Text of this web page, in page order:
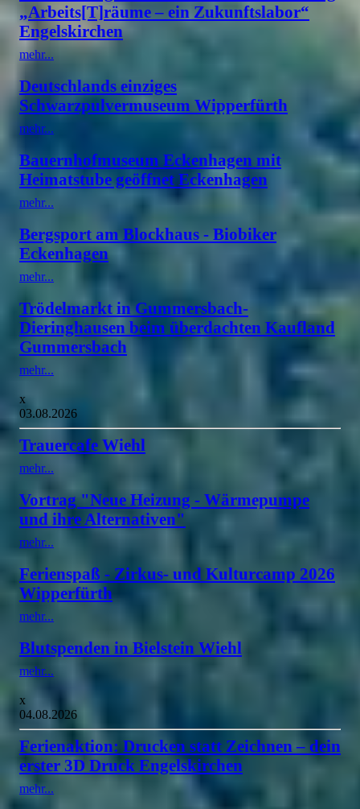
„Arbeits[T]räume – ein Zukunftslabor“
Engelskirchen
mehr...
Deutschlands einziges
Schwarzpulvermuseum Wipperfürth
mehr...
Bauernhofmuseum Eckenhagen mit
Heimatstube geöffnet Eckenhagen
mehr...
Bergsport am Blockhaus - Biobiker
Eckenhagen
mehr...
Trödelmarkt in Gummersbach-
Dieringhausen beim überdachten Kaufland
Gummersbach
mehr...
x
03.08.2026
Trauercafe Wiehl
mehr...
Vortrag "Neue Heizung - Wärmepumpe
und ihre Alternativen"
mehr...
Ferienspaß - Zirkus- und Kulturcamp 2026
Wipperfürth
mehr...
Blutspenden in Bielstein Wiehl
mehr...
x
04.08.2026
Ferienaktion: Drucken statt Zeichnen – dein
erster 3D Druck Engelskirchen
mehr...